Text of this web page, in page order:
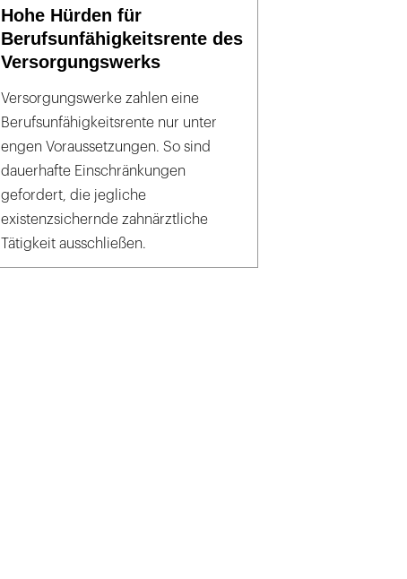
Hohe Hürden für
Berufsunfähigkeitsrente des
Versorgungswerks
Versorgungswerke zahlen eine
Berufsunfähigkeitsrente nur unter
engen Voraussetzungen. So sind
dauerhafte Einschränkungen
gefordert, die jegliche
existenzsichernde zahnärztliche
Tätigkeit ausschließen.